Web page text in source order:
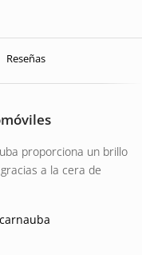
Reseñas
proporciona un brillo
a la cera de